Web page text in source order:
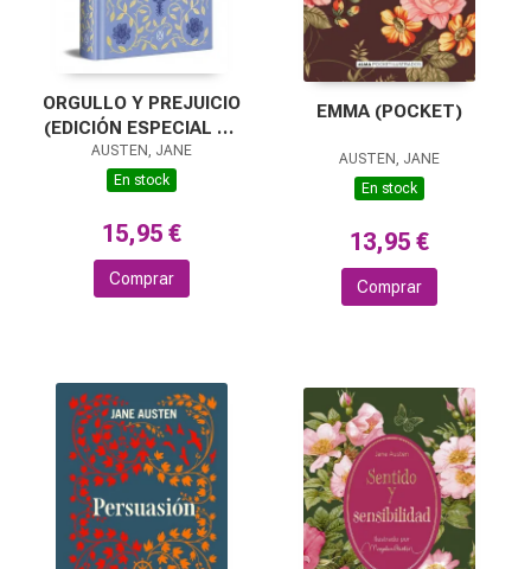
ORGULLO Y PREJUICIO
(EDICIÓN ESPECIAL EN
TAPA DURA)
AUSTEN, JANE
En stock
15,95 €
Comprar
EMMA (POCKET)
AUSTEN, JANE
En stock
13,95 €
Comprar